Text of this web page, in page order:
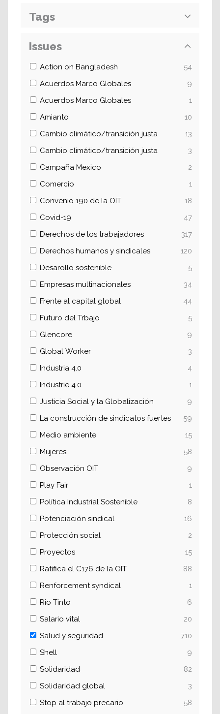
Tags
Issues
Action on Bangladesh
54
Acuerdos Marco Globales
9
Acuerdos Marco Globales
1
Amianto
10
Cambio climático/transición justa
13
Cambio climático/transición justa
3
Campaña Mexico
2
Comercio
1
Convenio 190 de la OIT
18
Covid-19
47
Derechos de los trabajadores
317
Derechos humanos y sindicales
120
Desarollo sostenible
5
Empresas multinacionales
34
Frente al capital global
44
Futuro del Trbajo
5
Glencore
9
Global Worker
3
Industria 4.0
4
Industrie 4.0
1
Justicia Social y la Globalización
9
La construcción de sindicatos fuertes
59
Medio ambiente
15
Mujeres
58
Observación OIT
9
Play Fair
1
Política Industrial Sostenible
8
Potenciación sindical
16
Protección social
2
Proyectos
15
Ratifica el C176 de la OIT
88
Renforcement syndical
1
Rio Tinto
6
Salario vital
20
Salud y seguridad
710
Shell
9
Solidaridad
82
Solidaridad global
3
Stop al trabajo precario
58